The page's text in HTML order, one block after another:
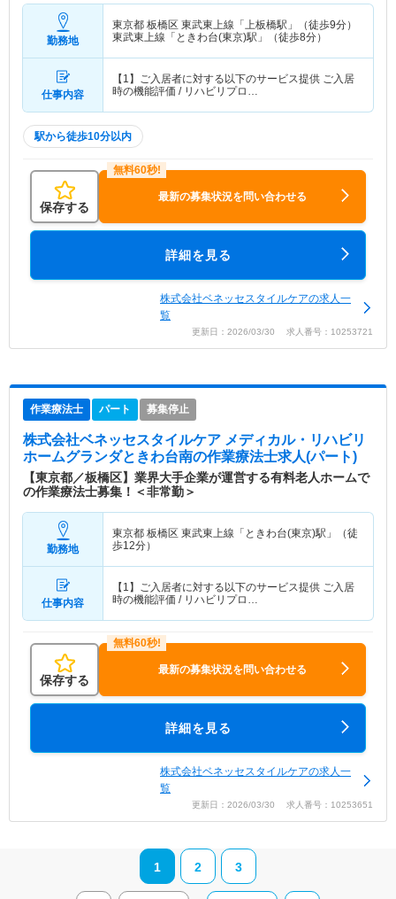
勤務地
東京都 板橋区 東武東上線「上板橋駅」（徒歩9分）
東武東上線「ときわ台(東京)駅」（徒歩8分）
仕事内容
【1】ご入居者に対する以下のサービス提供 ご入居
時の機能評価 / リハビリプロ…
駅から徒歩10分以内
保存する
最新の募集状況を問い合わせる
詳細を見る
株式会社ベネッセスタイルケアの求人一
覧
更新日：2026/03/30 求人番号：10253721
作業療法士 パート 募集停止
株式会社ベネッセスタイルケア メディカル・リハビリ
ホームグランダときわ台南の作業療法士求人(パート)
【東京都／板橋区】業界大手企業が運営する有料老人ホームで
の作業療法士募集！＜非常勤＞
勤務地
東京都 板橋区 東武東上線「ときわ台(東京)駅」（徒
歩12分）
仕事内容
【1】ご入居者に対する以下のサービス提供 ご入居
時の機能評価 / リハビリプロ…
保存する
最新の募集状況を問い合わせる
詳細を見る
株式会社ベネッセスタイルケアの求人一
覧
更新日：2026/03/30 求人番号：10253651
1 2 3